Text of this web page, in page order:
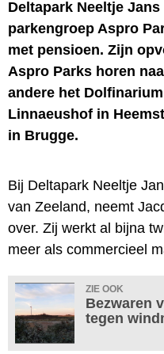
Deltapark Neeltje
parkengroep Aspro
met pensioen. Zijn
Aspro Parks horen
andere het
Linnaeushof in
in Brugge.
Bij Deltapark Neeltje
van Zeeland, neemt
over. Zij werkt al bijna
meer als commercieel
ZIE OOK
Bezwaren
tegen